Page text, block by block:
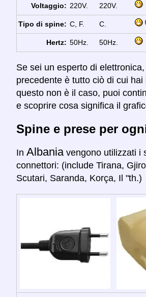
Voltaggio: 220V. 220V.
Tipo di spine: C, F. C.
Hertz: 50Hz. 50Hz.
Se sei un esperto di
precedente è tutto ciò di cui hai
questo non è il caso, puoi
e scoprire cosa significa il
Spine e prese per
In Albania vengono utilizzati i
connettori: (include Tirana,
Scutari, Saranda, Korça, Il "th.)